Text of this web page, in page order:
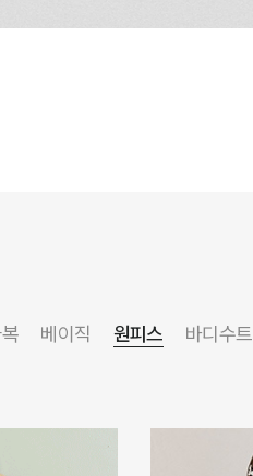
베이직 원피스 바디수트